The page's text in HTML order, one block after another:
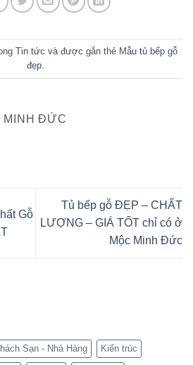
Tin tức và được gắn thẻ Mẫu tủ bếp gỗ
đẹp.
MINH ĐỨC
Gỗ
Tủ bếp gỗ ĐẸP – CHẤT
LƯỢNG – GIÁ TỐT chỉ có ở
Mộc Minh Đức
Sạn - Nhà Hàng Kiến trúc